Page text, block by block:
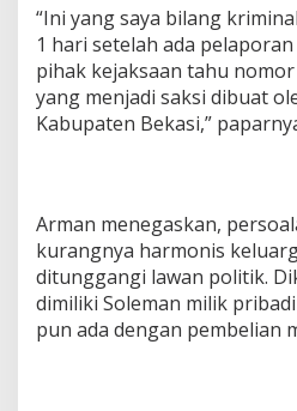
“Ini yang saya bilang
1 hari setelah ada
pihak kejaksaan tahu nomor
yang menjadi saksi dibuat
Kabupaten Bekasi,”
Arman menegaskan,
kurangnya harmonis
ditunggangi lawan politik.
dimiliki Soleman milik
pun ada dengan pembelian